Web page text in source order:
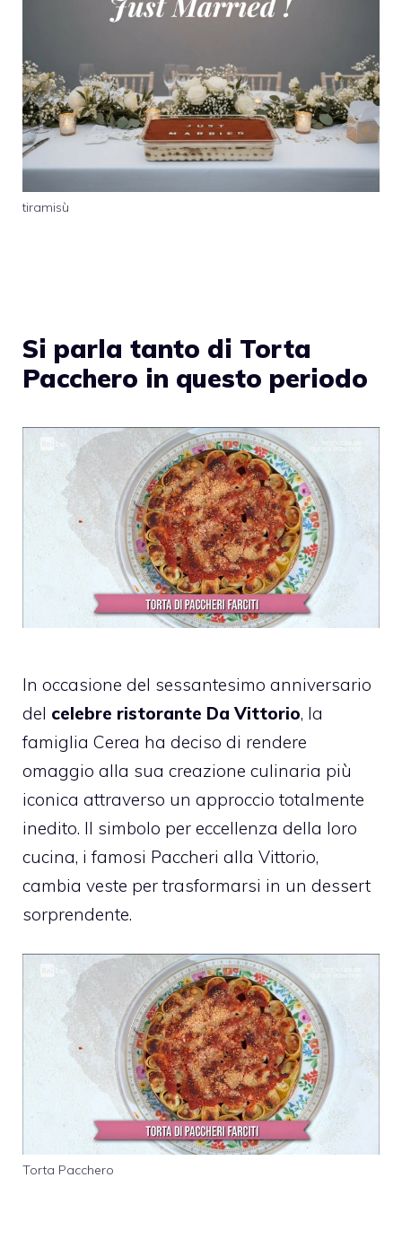
tiramisù
Si parla tanto di Torta
Pacchero in questo periodo
In occasione del sessantesimo anniversario
del celebre ristorante Da Vittorio, la
famiglia Cerea ha deciso di rendere
omaggio alla sua creazione culinaria più
iconica attraverso un approccio totalmente
inedito. Il simbolo per eccellenza della loro
cucina, i famosi Paccheri alla Vittorio,
cambia veste per trasformarsi in un dessert
sorprendente.
Torta Pacchero